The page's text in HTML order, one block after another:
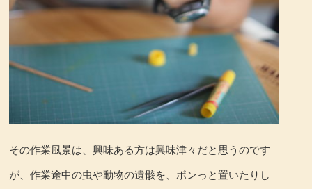
その作業風景は、興味ある方は興味津々だと思うのです
が、作業途中の虫や動物の遺骸を、ポンっと置いたりし